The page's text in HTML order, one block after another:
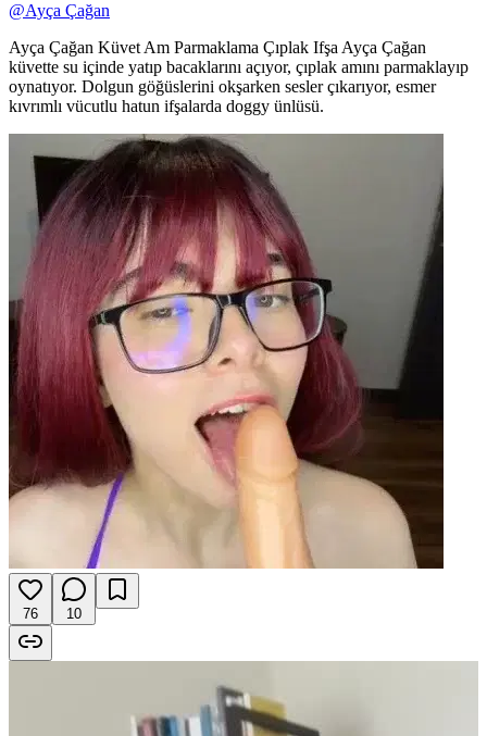
@Ayça Çağan
Ayça Çağan Küvet Am Parmaklama Çıplak Ifşa Ayça Çağan
küvette su içinde yatıp bacaklarını açıyor, çıplak amını parmaklayıp
oynatıyor. Dolgun göğüslerini okşarken sesler çıkarıyor, esmer
kıvrımlı vücutlu hatun ifşalarda doggy ünlüsü.
76 10